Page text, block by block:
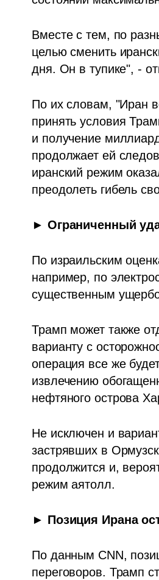
Вместе с тем, по
целью сменить
дня. Он в тупике", -
По их словам, "Иран
принять условия
и получение
продолжает ей
иранский режим
преодолеть гибель
► Ограниченный
По израильским
например, по
существенным
Трамп может также
варианту с
операция все же
извлечению
нефтяного острова
Не исключен и
застрявших в
продолжится и,
режим аятолл.
► Позиция Ирана
По данным CNN,
переговоров. Трамп